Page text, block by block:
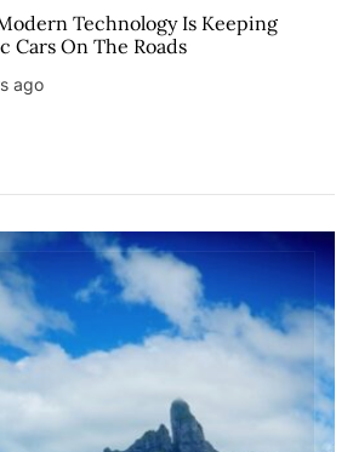
Technology Is Keeping
Cars On The Roads
ago